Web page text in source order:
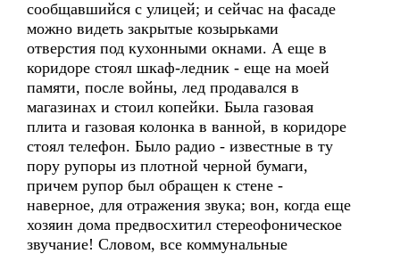
сообщавшийся с улицей; и сейчас на фасаде
можно видеть закрытые козырьками
отверстия под кухонными окнами. А еще в
коридоре стоял шкаф-ледник - еще на моей
памяти, после войны, лед продавался в
магазинах и стоил копейки. Была газовая
плита и газовая колонка в ванной, в коридоре
стоял телефон. Было радио - известные в ту
пору рупоры из плотной черной бумаги,
причем рупор был обращен к стене -
наверное, для отражения звука; вон, когда еще
хозяин дома предвосхитил стереофоническое
звучание! Словом, все коммунальные